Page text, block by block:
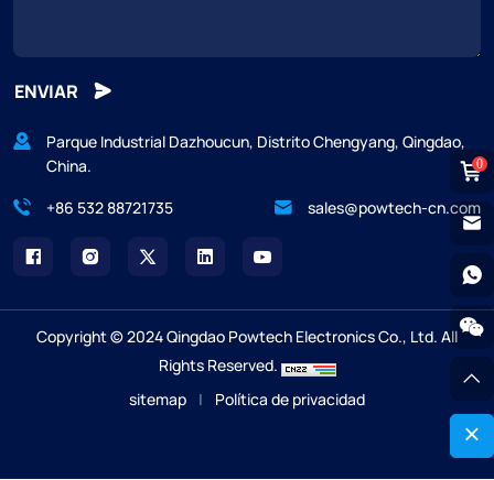
ENVIAR
Parque Industrial Dazhoucun, Distrito Chengyang, Qingdao,
China.
+86 532 88721735
sales@powtech-cn.com
Copyright © 2024 Qingdao Powtech Electronics Co., Ltd. All
Rights Reserved.
sitemap | Política de privacidad
0